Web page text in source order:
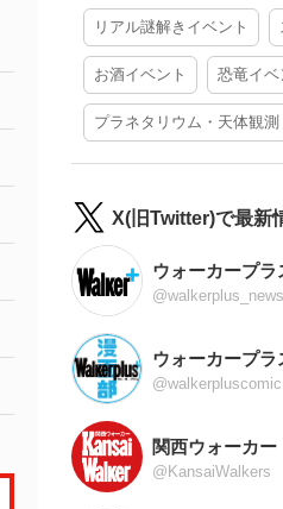
リアル謎解きイベント
お酒イベント 恐竜イベ
プラネタリウム・天体観測
X(旧Twitter)で最新
ウォーカープラ
@walkerplus_news
ウォーカープラ
@walkerpluscomic
関西ウォーカー
@KansaiWalkers